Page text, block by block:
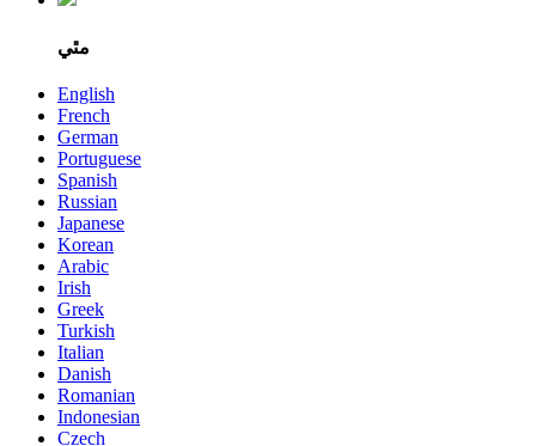
مٿي
English
French
German
Portuguese
Spanish
Russian
Japanese
Korean
Arabic
Irish
Greek
Turkish
Italian
Danish
Romanian
Indonesian
Czech